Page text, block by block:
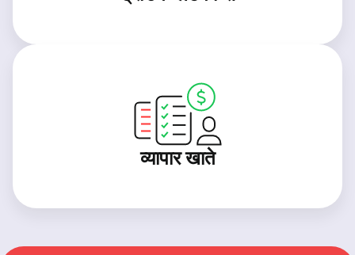
व्यापार खाते